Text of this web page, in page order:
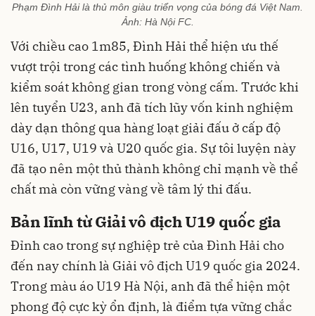
Phạm Đình Hải là thủ môn giàu triển vọng của bóng đá Việt Nam.
Ảnh: Hà Nội FC.
Với chiều cao 1m85, Đình Hải thể hiện ưu thế
vượt trội trong các tình huống không chiến và
kiểm soát không gian trong vòng cấm. Trước khi
lên tuyển U23, anh đã tích lũy vốn kinh nghiệm
dày dạn thông qua hàng loạt giải đấu ở cấp độ
U16, U17, U19 và U20 quốc gia. Sự tôi luyện này
đã tạo nên một thủ thành không chỉ mạnh về thể
chất mà còn vững vàng về tâm lý thi đấu.
Bản lĩnh từ Giải vô địch U19 quốc gia
Đỉnh cao trong sự nghiệp trẻ của Đình Hải cho
đến nay chính là Giải vô địch U19 quốc gia 2024.
Trong màu áo U19 Hà Nội, anh đã thể hiện một
phong độ cực kỳ ổn định, là điểm tựa vững chắc